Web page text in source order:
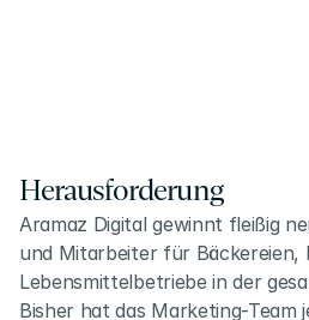
Herausforderung
Aramaz Digital gewinnt fleißig
und Mitarbeiter für Bäckereien,
Lebensmittelbetriebe in der
Bisher hat das Marketing-Team